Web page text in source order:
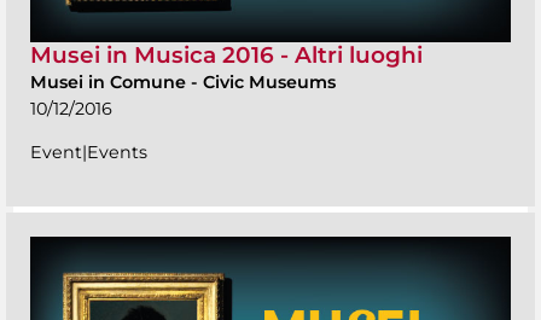
Musei in Musica 2016 - Altri luoghi
Musei in Comune - Civic Museums
10/12/2016
Event|Events